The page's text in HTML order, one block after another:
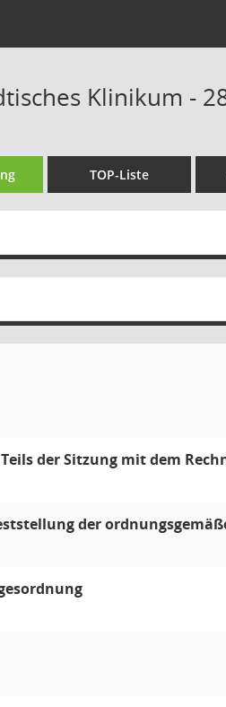
Klinikum -
TOP-Liste
der Sitzung mit dem
der